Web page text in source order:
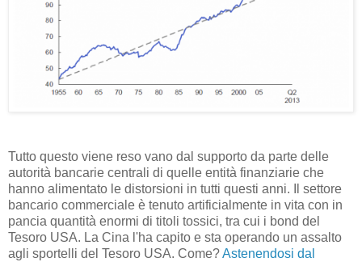
Tutto questo viene reso vano dal supporto da parte delle
autorità bancarie centrali di quelle entità finanziarie che
hanno alimentato le distorsioni in tutti questi anni. Il settore
bancario commerciale è tenuto artificialmente in vita con in
pancia quantità enormi di titoli tossici, tra cui i bond del
Tesoro USA. La Cina l'ha capito e sta operando un assalto
agli sportelli del Tesoro USA. Come?Astenendosi dal